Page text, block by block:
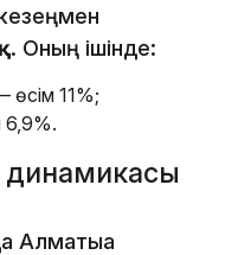
. Оның ішінде:
өсім 11%;
6,9%.
динамикасы
Алматыға